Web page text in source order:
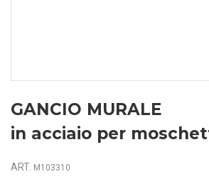
GANCIO MURALE
in acciaio per
ART. M103310